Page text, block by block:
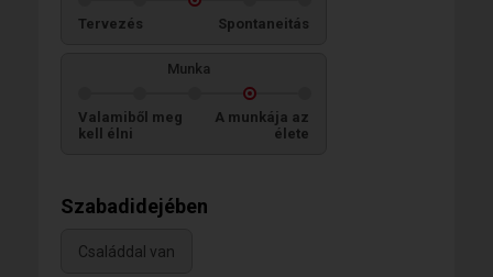
Tervezés Spontaneitás
Munka
Valamiből meg
kell élni
A munkája az
élete
Szabadidejében
Családdal van